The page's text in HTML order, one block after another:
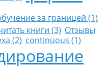
за границей (1)
книги (3) Отзывы
(2) continuous (1)